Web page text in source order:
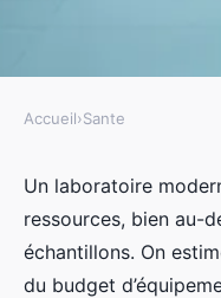
Laboccaz, le
main des
Luigi•11/05/2026 13:43•
Accueil›Sante
Un laboratoire
ressources, bien au-
échantillons. On
du budget